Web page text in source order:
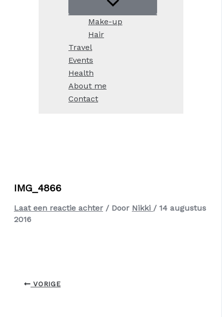
Make-up
Hair
Travel
Events
Health
About me
Contact
IMG_4866
Laat een reactie achter / Door Nikki / 14 augustus
2016
VORIGE